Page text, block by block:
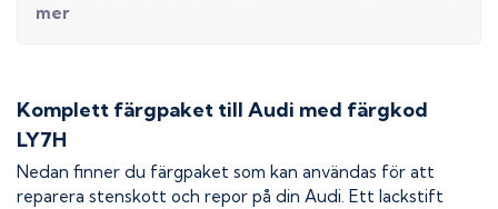
mer
Komplett färgpaket till Audi med färgkod
LY7H
Nedan finner du färgpaket som kan användas för att
reparera stenskott och repor på din Audi. Ett lackstift